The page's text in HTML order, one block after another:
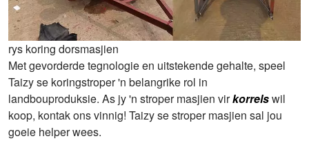
rys koring dorsmasjien
Met gevorderde tegnologie en uitstekende gehalte, speel
Taizy se koringstroper 'n belangrike rol in
landbouproduksie. As jy 'n stroper masjien virkorrelswil
koop, kontak ons ​​vinnig! Taizy se stroper masjien sal jou
goeie helper wees.